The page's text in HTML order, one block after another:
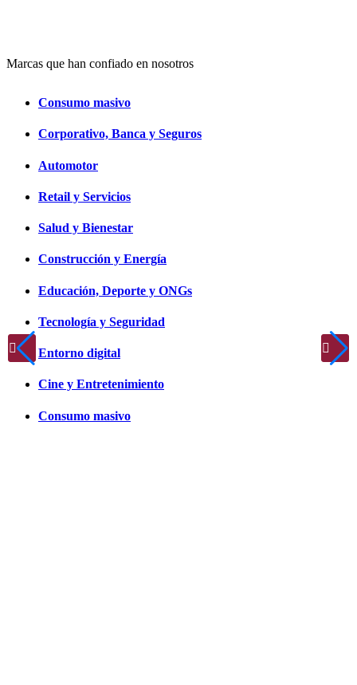
Marcas que han confiado en nosotros
Consumo masivo
Corporativo, Banca y Seguros
Automotor
Retail y Servicios
Salud y Bienestar
Construcción y Energía
Educación, Deporte y ONGs
Tecnología y Seguridad
Entorno digital
Cine y Entretenimiento
Consumo masivo